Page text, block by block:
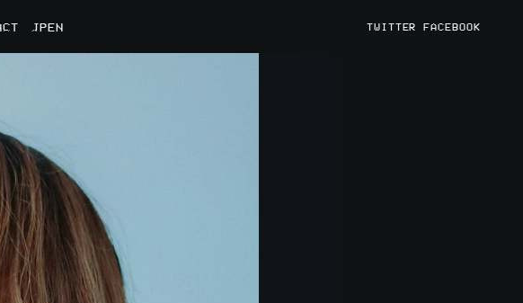
JPEN TWITTER FACEBOOK